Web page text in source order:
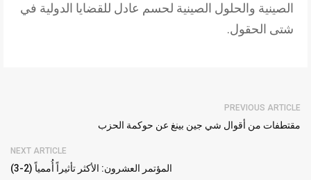
الصينية والحلول الصينية لحسم عادل للقضايا الدولية في
شتى الحقول.
PREVIOUS ARTICLE
مقتطفات من أقوال شي جين بينغ عن حوكمة الحزب
NEXT ARTICLE
المؤتمر العشرون: الأكثر تأثيراً أُممياً (2-3)